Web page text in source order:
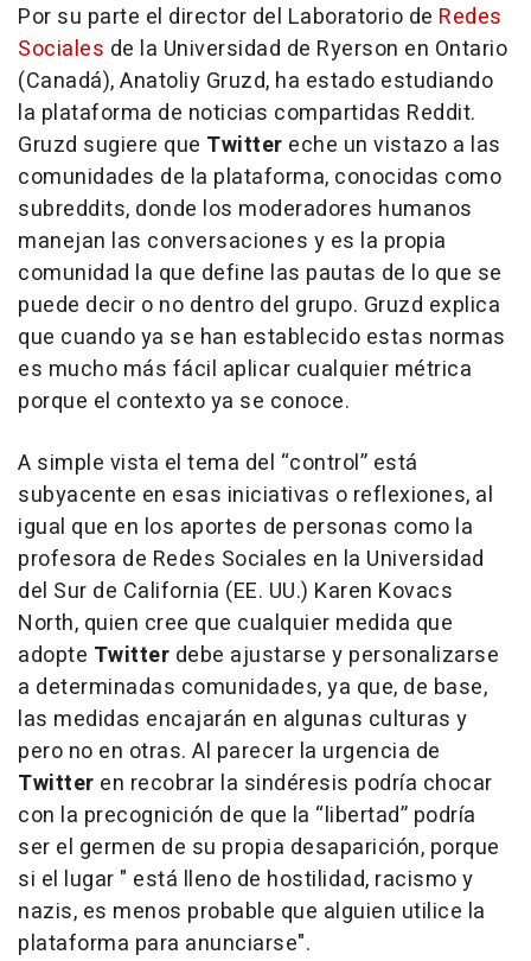
Por su parte el director del Laboratorio de Redes
Sociales de la Universidad de Ryerson en Ontario
(Canadá), Anatoliy Gruzd, ha estado estudiando
la plataforma de noticias compartidas Reddit.
Gruzd sugiere que Twitter eche un vistazo a las
comunidades de la plataforma, conocidas como
subreddits, donde los moderadores humanos
manejan las conversaciones y es la propia
comunidad la que define las pautas de lo que se
puede decir o no dentro del grupo. Gruzd explica
que cuando ya se han establecido estas normas
es mucho más fácil aplicar cualquier métrica
porque el contexto ya se conoce.
A simple vista el tema del “control” está
subyacente en esas iniciativas o reflexiones, al
igual que en los aportes de personas como la
profesora de Redes Sociales en la Universidad
del Sur de California (EE. UU.) Karen Kovacs
North, quien cree que cualquier medida que
adopte Twitter debe ajustarse y personalizarse
a determinadas comunidades, ya que, de base,
las medidas encajarán en algunas culturas y
pero no en otras. Al parecer la urgencia de
Twitter en recobrar la sindéresis podría chocar
con la precognición de que la “libertad” podría
ser el germen de su propia desaparición, porque
si el lugar " está lleno de hostilidad, racismo y
nazis, es menos probable que alguien utilice la
plataforma para anunciarse".